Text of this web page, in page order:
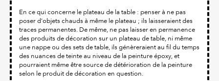
En ce qui concerne le plateau de la table : penser à ne pas
poser d’objets chauds à même le plateau ; ils laisseraient des
traces permanentes. De même, ne pas laisser en permanence
des produits de décoration sur un plateau de table, ni même
une nappe ou des sets de table, ils génèreraient au fil du temps
des nuances de teinte au niveau de la peinture époxy, et
pourraient même être source de détérioration de la peinture
selon le produit de décoration en question.